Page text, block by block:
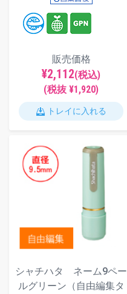
販売価格
¥2,112(税込)
(税抜 ¥1,920)
トレイに入れる
シャチハタ ネーム9ペー
ルグリーン（自由編集タ